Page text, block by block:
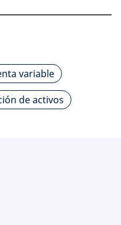
variable
de activos